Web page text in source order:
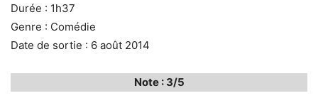
Durée : 1h37
Genre : Comédie
Date de sortie : 6 août 2014
Note : 3/5